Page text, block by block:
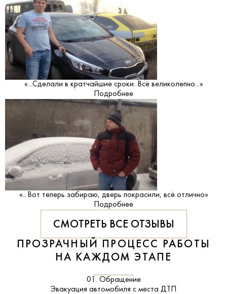
«...Сделали в кратчайшие сроки. Всё великолепно...»
Подробнее
«...Вот теперь забираю, дверь покрасили, всё отлично»
Подробнее
СМОТРЕТЬ ВСЕ ОТЗЫВЫ
ПРОЗРАЧНЫЙ ПРОЦЕСС РАБОТЫ
НА КАЖДОМ ЭТАПЕ
01. Обращение
Эвакуация автомобиля с места ДТП